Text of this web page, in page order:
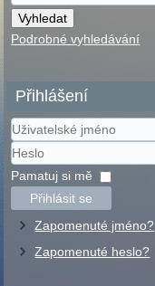
Podrobné vyhledávání
Přihlášení
Uživatelské
jméno
Heslo
Pamatuj si mě
Přihlásit se
Zapomenuté jméno?
Zapomenuté heslo?